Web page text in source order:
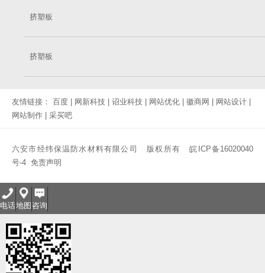
挤塑板
挤塑板
友情链接： 百度 网新科技 诏业科技 网站优化 徽商网 网站设计
网站制作
采买吧
六安市经纬保温防水材料有限公司 版权所有皖ICP备16020040
号-4 免责声明
电话地图 咨询